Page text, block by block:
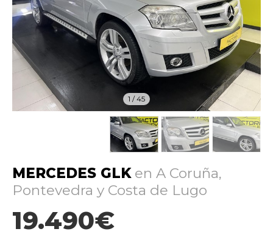
1 /45
MERCEDES GLKen A Coruña,
Pontevedra y Costa de Lugo
19.490€